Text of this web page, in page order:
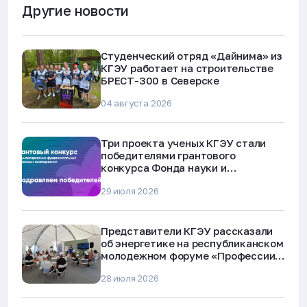
Другие новости
Студенческий отряд «Дайнима» из
КГЭУ работает на строительстве
БРЕСТ-300 в Северске
04 августа 2026
Три проекта ученых КГЭУ стали
победителями грантового
конкурса Фонда науки и
29 июля 2026
Представители КГЭУ рассказали
об энергетике на республиканском
молодежном форуме «Профессии
28 июля 2026